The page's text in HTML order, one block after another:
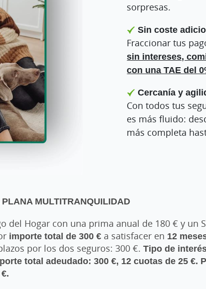
sorpresas.
Sin coste
Fraccionar tus
sin intereses,
con una TAE del
Cercanía y
Con todos tus
es más fluido:
más completa
MULTITRANQUILIDAD
del Hogar con una prima anual de 180 € y un
importe total de 300 € a satisfacer en 12
por los dos seguros: 300 €. Tipo de
total adeudado: 300 €, 12 cuotas de 25 €.